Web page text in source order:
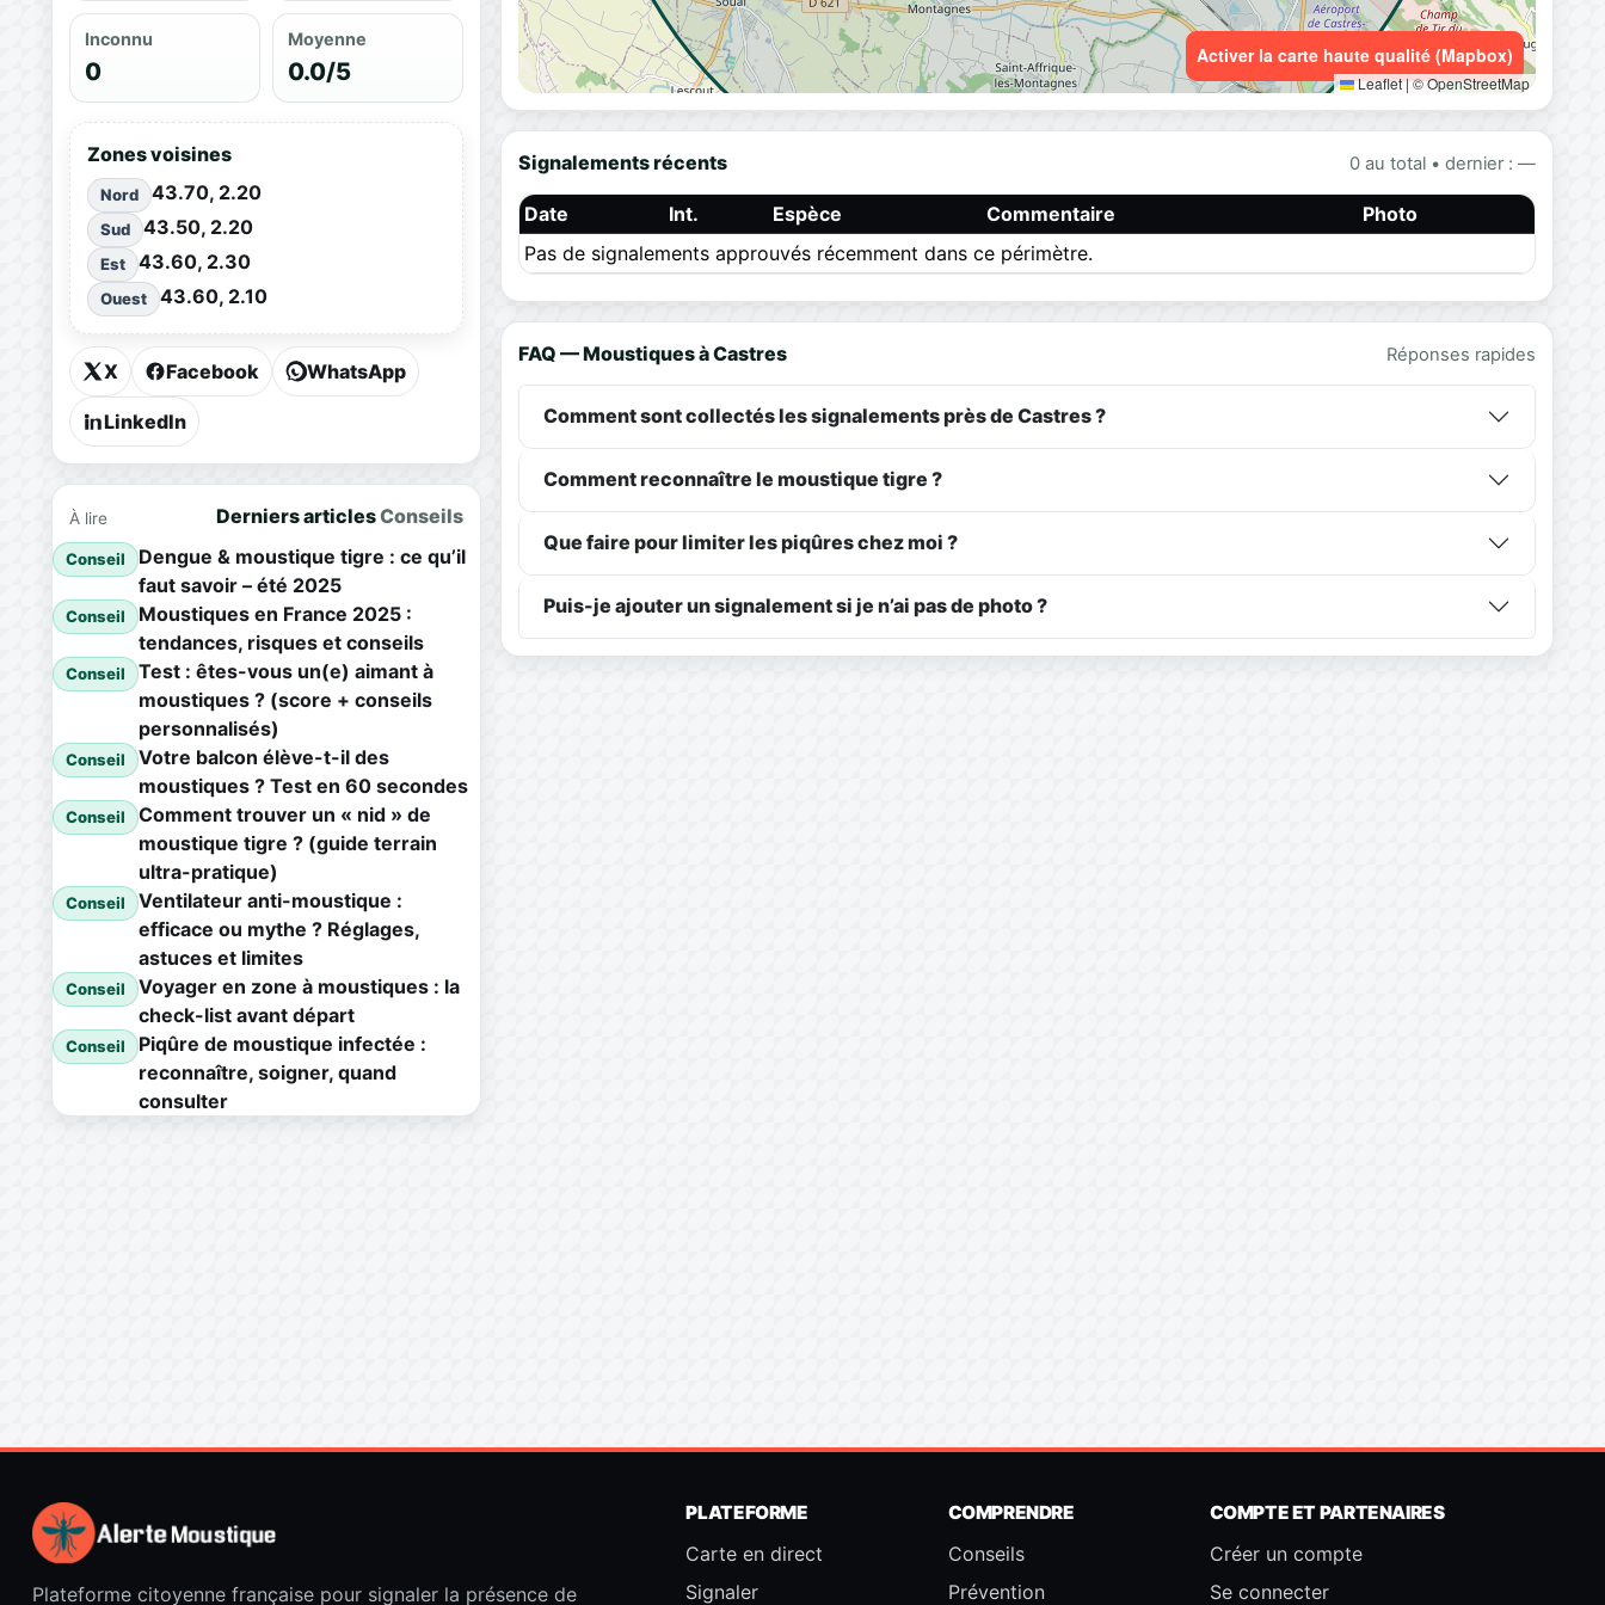
Inconnu
0
Moyenne
0.0/5
Zones voisines
Nord 43.70, 2.20
Sud 43.50, 2.20
Est 43.60, 2.30
Ouest 43.60, 2.10
X Facebook WhatsApp
LinkedIn
À lire Derniers articlesConseils
Conseil
Dengue & moustique tigre : ce qu’il
faut savoir – été 2025
Conseil
Moustiques en France 2025 :
tendances, risques et conseils
Conseil
Test : êtes-vous un(e) aimant à
moustiques ? (score + conseils
personnalisés)
Conseil
Votre balcon élève-t-il des
moustiques ? Test en 60 secondes
Conseil
Comment trouver un « nid » de
moustique tigre ? (guide terrain
ultra-pratique)
Conseil
Ventilateur anti-moustique :
efficace ou mythe ? Réglages,
astuces et limites
Conseil
Voyager en zone à moustiques : la
check-list avant départ
Conseil
Piqûre de moustique infectée :
reconnaître, soigner, quand
consulter
Leaflet|© OpenStreetMap
Activer la carte haute qualité (Mapbox)
Signalements récents 0 au total • dernier : —
Date Int. Espèce Commentaire
Photo
Pas de signalements approuvés récemment dans ce périmètre.
FAQ — Moustiques à Castres Réponses rapides
Comment sont collectés les signalements près de Castres ?
Comment reconnaître le moustique tigre ?
Que faire pour limiter les piqûres chez moi ?
Puis-je ajouter un signalement si je n’ai pas de photo ?
Plateforme citoyenne française pour signaler la présence de
PLATEFORME
Carte en direct
Signaler
COMPRENDRE
Conseils
Prévention
COMPTE ET PARTENAIRES
Créer un compte
Se connecter